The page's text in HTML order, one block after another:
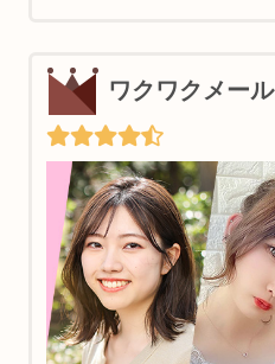
ワクワクメール